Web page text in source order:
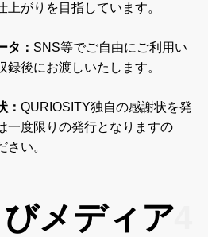
メディア
がりを目指しています。
タ： SNS等でご自由にご利用い
後にお渡しいたします。
： QURIOSITY独自の感謝状を発
一度限りの発行となりますの
い。